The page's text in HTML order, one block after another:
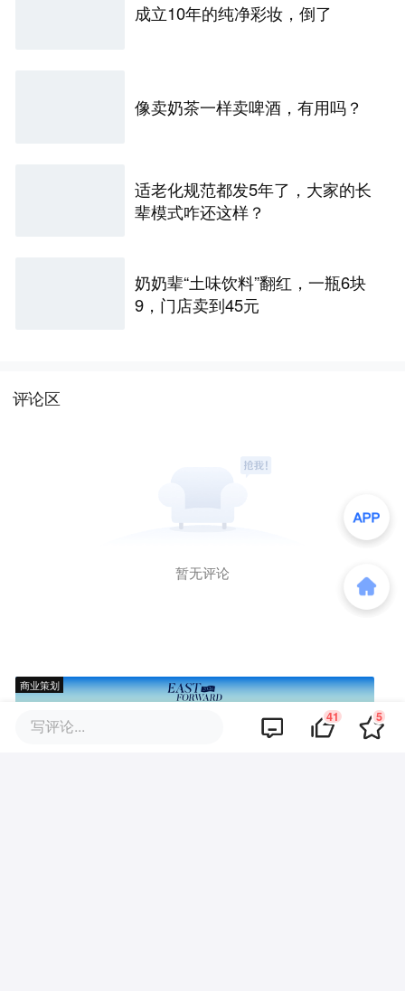
成立10年的纯净彩妆，倒了
像卖奶茶一样卖啤酒，有用吗？
适老化规范都发5年了，大家的长
辈模式咋还这样？
奶奶辈“土味饮料”翻红，一瓶6块
9，门店卖到45元
评论区
暂无评论
商业策划
写评论... 41 5